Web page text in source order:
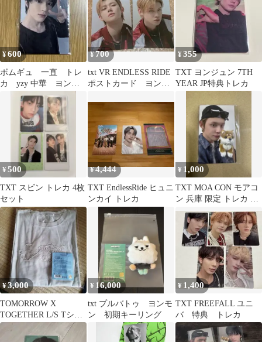
¥600
ボムギュ 一直 トレ
カ yzy 中華 ヨント
¥700
txt VR ENDLESS RIDE
ポストカード ヨンジ
¥355
TXT ヨンジュン 7TH
YEAR JP特典トレカ
¥500
TXT スビン トレカ 4枚
セット
¥4,444
TXT EndlessRide ヒュニ
ンカイ トレカ
¥ 1,000
TXT MOA CON モアコ
ン 兵庫 限定 トレカ ヨ
ンジュン
¥3,000
TOMORROW X
TOGETHER L/S Tシャ
ツ PROMISE
¥ 16,000
txt プルバトゥ ヨンモ
ン 初期キーリング
¥ 1,400
TXT FREEFALL ユニ
バ 特典 トレカ